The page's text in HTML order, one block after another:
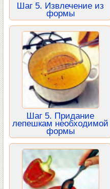
Шаг 5. Извлечение из
формы
Шаг 5. Придание
лепешкам необходимой
формы